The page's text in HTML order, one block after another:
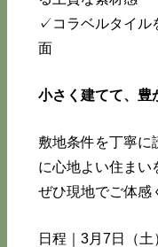
✓コラベルタイル
面
小さく建てて、豊
敷地条件を丁寧に
に心地よい住まい
ぜひ現地でご体感
日程｜3月7日（土